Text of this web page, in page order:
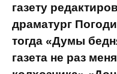
области. В 20-е
газету
драматург
тогда «Думы